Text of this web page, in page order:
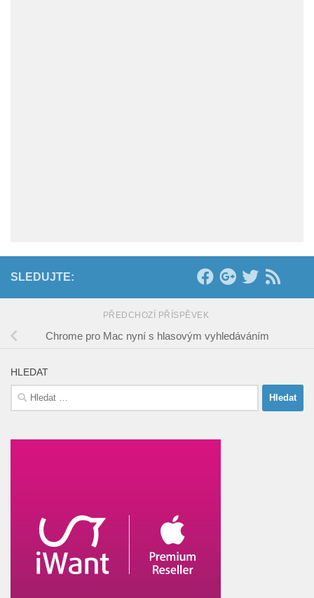
SLEDUJTE:
PŘEDCHOZÍ PŘÍSPĚVEK
Chrome pro Mac nyní s hlasovým vyhledáváním
HLEDAT
Vyhledávání